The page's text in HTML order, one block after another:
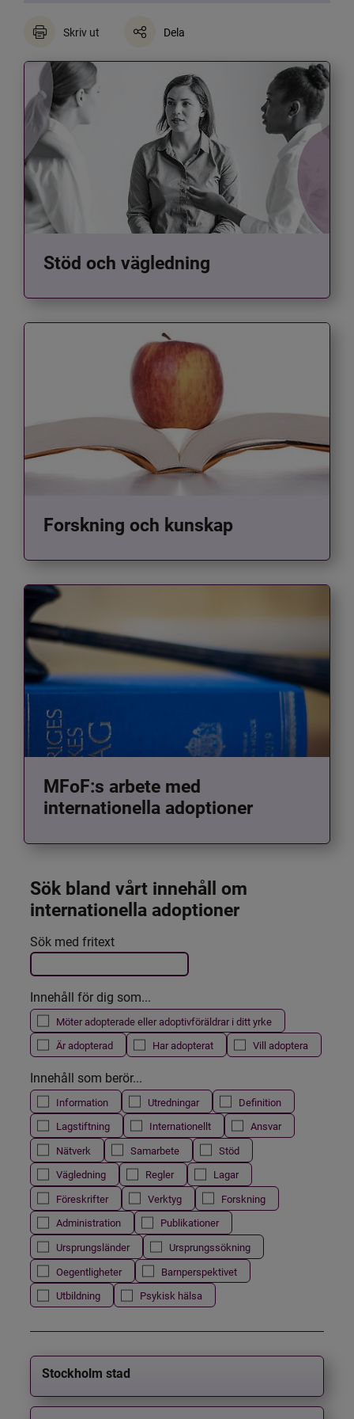
Skriv ut Dela
Stöd och vägledning
Forskning och kunskap
MFoF:s arbete med
internationella adoptioner
Sök bland vårt innehåll om
internationella adoptioner
Filtrera resultatet
Det här formuläret postas automatiskt
Sök med fritext
Innehåll för dig som...
Möter adopterade eller adoptivföräldrar i ditt yrke
Är adopterad
Har adopterat Vill adoptera
Innehåll som berör...
Information Utredningar
Definition
Lagstiftning
Internationellt
Ansvar
Nätverk
Samarbete
Stöd
Vägledning
Regler
Lagar
Föreskrifter
Verktyg
Forskning
Administration
Publikationer
Ursprungsländer
Ursprungssökning
Oegentligheter
Barnperspektivet
Utbildning
Psykisk hälsa
Stockholm stad